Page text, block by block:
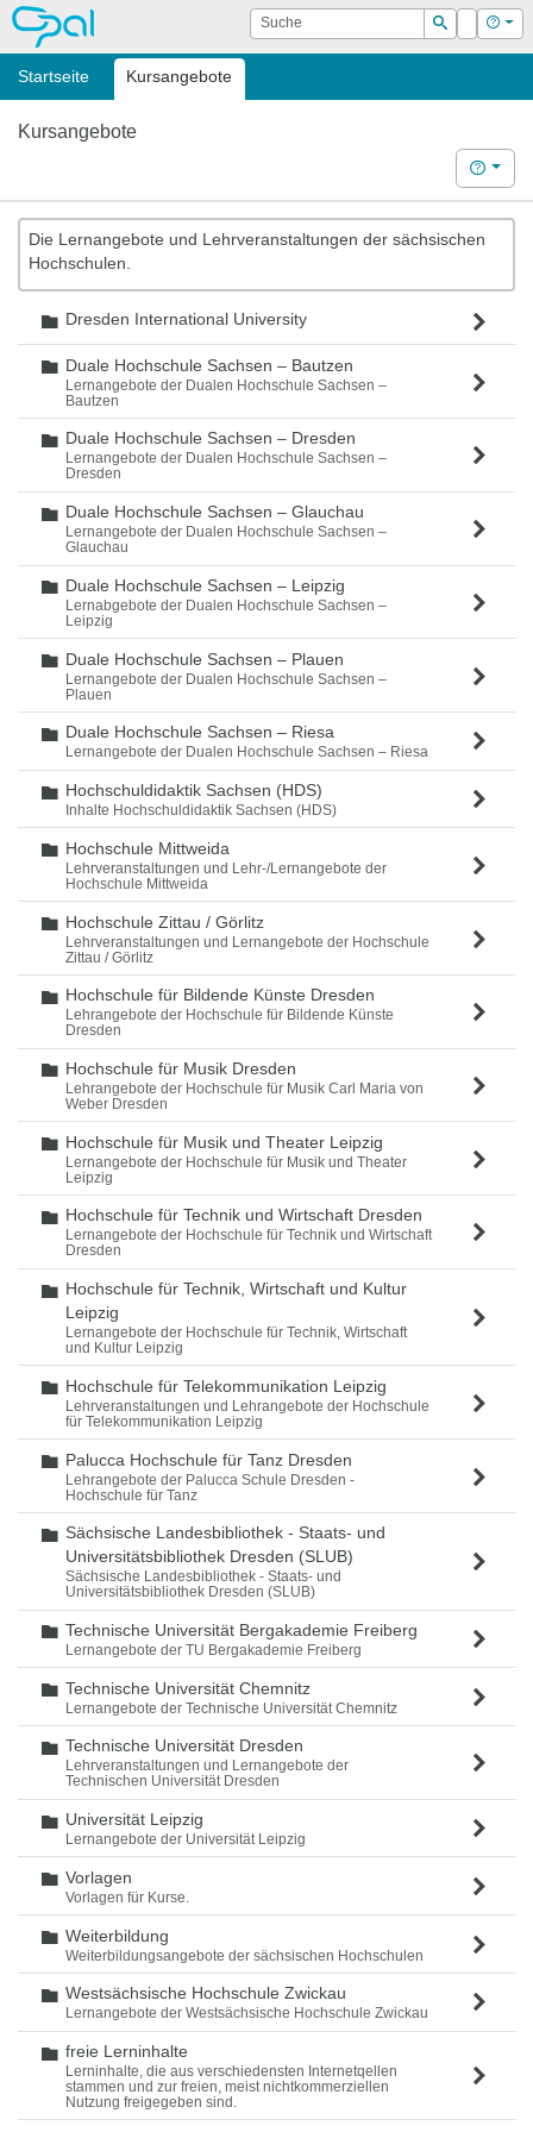
OPAL Suche
Suchen
Login Hilfe
Startseite Kursangebote
Kursangebote
Hilfe
Die Lernangebote und Lehrveranstaltungen der sächsischen
Hochschulen.
Ordner
Dresden International University
Ordner
Duale Hochschule Sachsen – Bautzen
Lernangebote der Dualen Hochschule Sachsen –
Bautzen
Ordner
Duale Hochschule Sachsen – Dresden
Lernangebote der Dualen Hochschule Sachsen –
Dresden
Ordner
Duale Hochschule Sachsen – Glauchau
Lernangebote der Dualen Hochschule Sachsen –
Glauchau
Ordner
Duale Hochschule Sachsen – Leipzig
Lernabgebote der Dualen Hochschule Sachsen –
Leipzig
Ordner
Duale Hochschule Sachsen – Plauen
Lernangebote der Dualen Hochschule Sachsen –
Plauen
Ordner
Duale Hochschule Sachsen – Riesa
Lernangebote der Dualen Hochschule Sachsen – Riesa
Ordner
Hochschuldidaktik Sachsen (HDS)
Inhalte Hochschuldidaktik Sachsen (HDS)
Ordner
Hochschule Mittweida
Lehrveranstaltungen und Lehr-/Lernangebote der
Hochschule Mittweida
Ordner
Hochschule Zittau / Görlitz
Lehrveranstaltungen und Lernangebote der Hochschule
Zittau / Görlitz
Ordner
Hochschule für Bildende Künste Dresden
Lehrangebote der Hochschule für Bildende Künste
Dresden
Ordner
Hochschule für Musik Dresden
Lehrangebote der Hochschule für Musik Carl Maria von
Weber Dresden
Ordner
Hochschule für Musik und Theater Leipzig
Lernangebote der Hochschule für Musik und Theater
Leipzig
Ordner
Hochschule für Technik und Wirtschaft Dresden
Lernangebote der Hochschule für Technik und Wirtschaft
Dresden
Ordner
Hochschule für Technik, Wirtschaft und Kultur
Leipzig
Lernangebote der Hochschule für Technik, Wirtschaft
und Kultur Leipzig
Ordner
Hochschule für Telekommunikation Leipzig
Lehrveranstaltungen und Lehrangebote der Hochschule
für Telekommunikation Leipzig
Ordner
Palucca Hochschule für Tanz Dresden
Lehrangebote der Palucca Schule Dresden -
Hochschule für Tanz
Ordner
Sächsische Landesbibliothek - Staats- und
Universitätsbibliothek Dresden (SLUB)
Sächsische Landesbibliothek - Staats- und
Universitätsbibliothek Dresden (SLUB)
Ordner
Technische Universität Bergakademie Freiberg
Lernangebote der TU Bergakademie Freiberg
Ordner
Technische Universität Chemnitz
Lernangebote der Technische Universität Chemnitz
Ordner
Technische Universität Dresden
Lehrveranstaltungen und Lernangebote der
Technischen Universität Dresden
Ordner
Universität Leipzig
Lernangebote der Universität Leipzig
Ordner
Vorlagen
Vorlagen für Kurse.
Ordner
Weiterbildung
Weiterbildungsangebote der sächsischen Hochschulen
Ordner
Westsächsische Hochschule Zwickau
Lernangebote der Westsächsische Hochschule Zwickau
Ordner
freie Lerninhalte
Lerninhalte, die aus verschiedensten Internetqellen
stammen und zur freien, meist nichtkommerziellen
Nutzung freigegeben sind.